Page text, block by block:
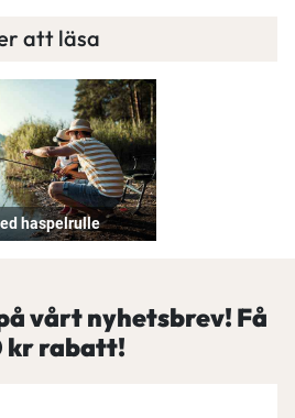
att läsa
haspelrulle
vårt nyhetsbrev! Få
kr rabatt!